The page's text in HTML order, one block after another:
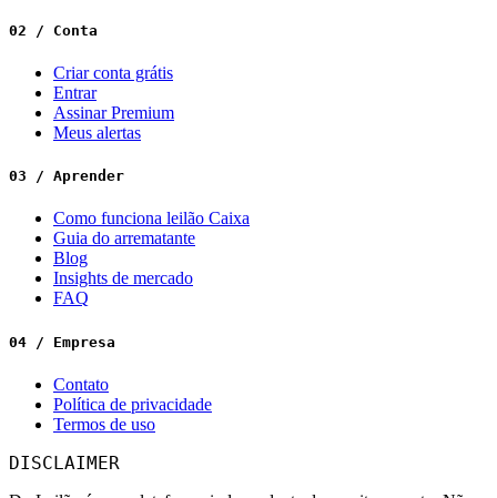
02 / Conta
Criar conta grátis
Entrar
Assinar Premium
Meus alertas
03 / Aprender
Como funciona leilão Caixa
Guia do arrematante
Blog
Insights de mercado
FAQ
04 / Empresa
Contato
Política de privacidade
Termos de uso
DISCLAIMER